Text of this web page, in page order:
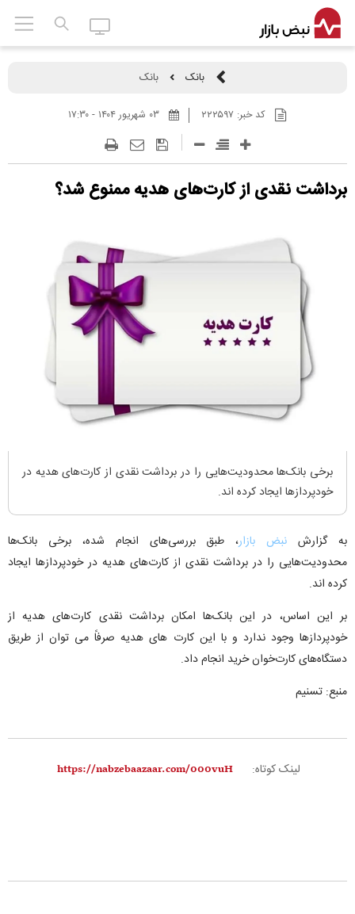
بانک بانک
کد خبر:۲۲۲۵۹۷ ۰۳ شهريور ۱۴۰۴ - ۱۷:۳۰
برداشت نقدی از کارت‌های هدیه ممنوع شد؟
برخی بانک‌ها محدودیت‌هایی را در برداشت نقدی از کارت‌های هدیه در
خودپردازها ایجاد کرده اند.
به گزارشنبض بازار، طبق بررسی‌های انجام شده، برخی بانک‌ها
محدودیت‌هایی را در برداشت نقدی از کارت‌های هدیه در خودپردازها ایجاد
کرده اند.
بر این اساس، در این بانک‌ها امکان برداشت نقدی کارت‌های هدیه از
خودپردازها وجود ندارد و با این کارت های هدیه صرفاً می توان از طریق
دستگاه‌های کارت‌خوان خرید انجام داد.
منبع: تسنیم
لینک کوتاه: